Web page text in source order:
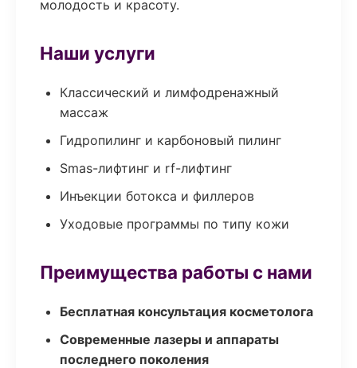
молодость и красоту.
Наши услуги
Классический и лимфодренажный
массаж
Гидропилинг и карбоновый пилинг
Smas-лифтинг и rf-лифтинг
Инъекции ботокса и филлеров
Уходовые программы по типу кожи
Преимущества работы с нами
Бесплатная консультация косметолога
Современные лазеры и аппараты
последнего поколения